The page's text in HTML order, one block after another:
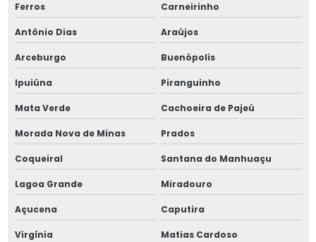
Ferros Carneirinho
Antônio Dias Araújos
Arceburgo Buenópolis
Ipuiúna Piranguinho
Mata Verde Cachoeira de Pajeú
Morada Nova de Minas Prados
Coqueiral Santana do Manhuaçu
Lagoa Grande Miradouro
Açucena Caputira
Virgínia Matias Cardoso